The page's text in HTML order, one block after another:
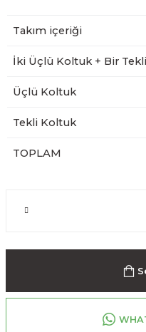
Takım içeriği
İki Üçlü Koltuk + Bir
Üçlü Koltuk
Tekli Koltuk
TOPLAM